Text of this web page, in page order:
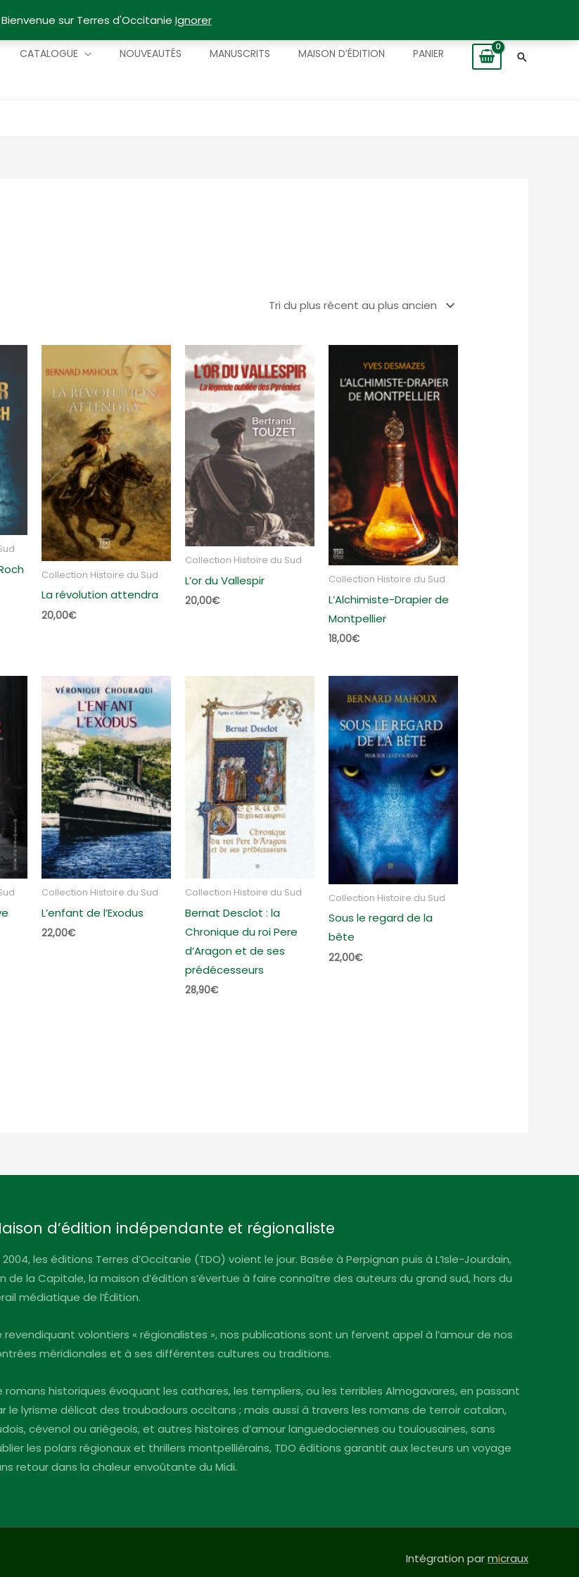
Bienvenue sur Terres d'Occitanie Ignorer
CATALOGUE NOUVEAUTÉS MANUSCRITS MAISON D’ÉDITION PANIER
Collection Histoire du Sud
La révolution attendra
20,00€
Collection Histoire du Sud
L’or du Vallespir
20,00€
Collection Histoire du Sud
L’Alchimiste-Drapier de
Montpellier
18,00€
Collection Histoire du Sud
L’enfant de l’Exodus
22,00€
Collection Histoire du Sud
Bernat Desclot : la
Chronique du roi Pere
d’Aragon et de ses
prédécesseurs
28,90€
Collection Histoire du Sud
Sous le regard de la
bête
22,00€
d’édition indépendante et régionaliste
2004, les éditions Terres d’Occitanie (TDO) voient le jour. Basée à Perpignan puis à L’Isle-Jourdain,
de la Capitale, la maison d’édition s’évertue à faire connaître des auteurs du grand sud, hors du
médiatique de l’Édition.
revendiquant volontiers « régionalistes », nos publications sont un fervent appel à l’amour de nos
méridionales et à ses différentes cultures ou traditions.
romans historiques évoquant les cathares, les templiers, ou les terribles Almogavares, en passant
le lyrisme délicat des troubadours occitans ; mais aussi à travers les romans de terroir catalan,
cévenol ou ariégeois, et autres histoires d’amour languedociennes ou toulousaines, sans
les polars régionaux et thrillers montpelliérains, TDO éditions garantit aux lecteurs un voyage
retour dans la chaleur envoûtante du Midi.
Intégration parmicraux